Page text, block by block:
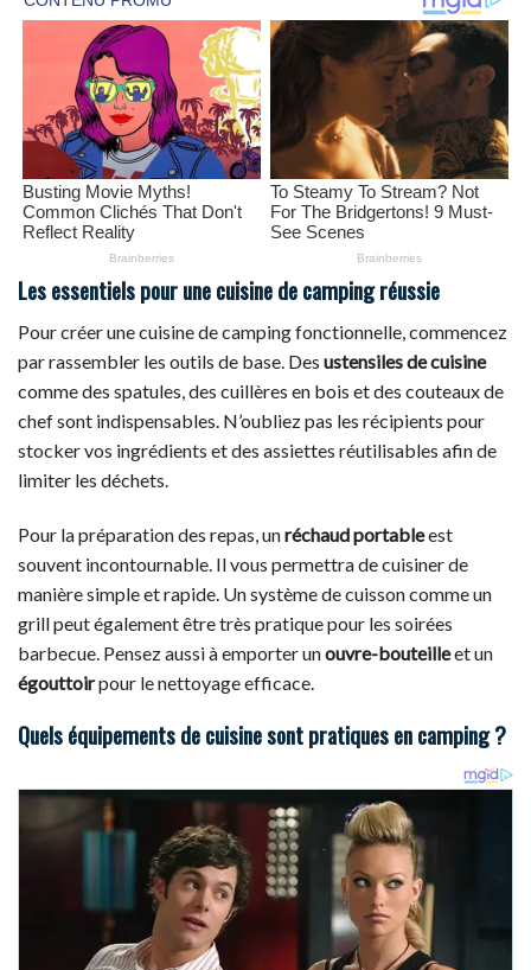
Les essentiels pour une cuisine de camping réussie
Pour créer une cuisine de camping fonctionnelle, commencez
par rassembler les outils de base. Des ustensiles de cuisine
comme des spatules, des cuillères en bois et des couteaux de
chef sont indispensables. N’oubliez pas les récipients pour
stocker vos ingrédients et des assiettes réutilisables afin de
limiter les déchets.
Pour la préparation des repas, unréchaud portableest
souvent incontournable. Il vous permettra de cuisiner de
manière simple et rapide. Un système de cuisson comme un
grill peut également être très pratique pour les soirées
barbecue. Pensez aussi à emporter unouvre-bouteilleet un
égouttoirpour le nettoyage efficace.
Quels équipements de cuisine sont pratiques en camping ?